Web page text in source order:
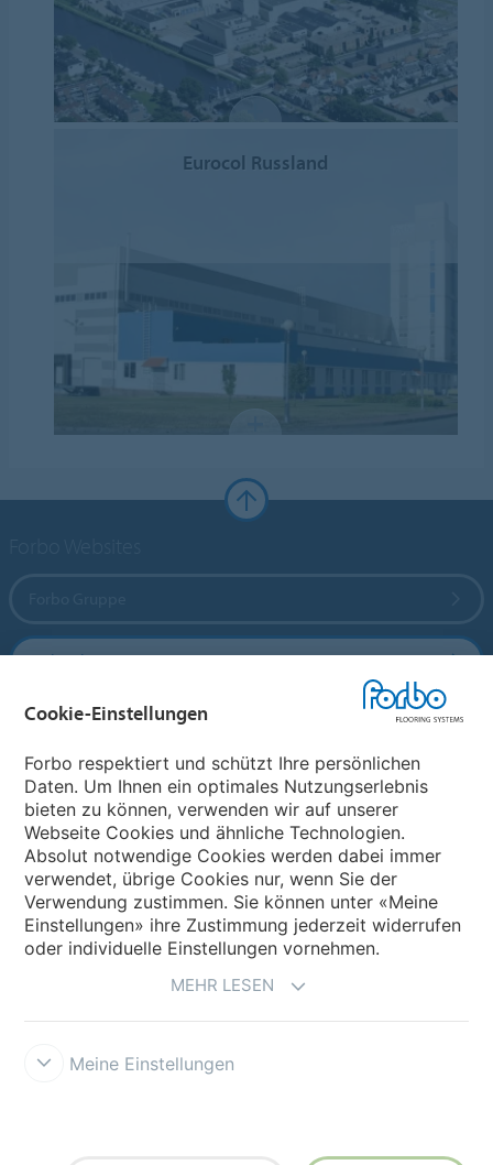
Eurocol Russland
Forbo Flooring Systems
Forbo Movement Systems
Land auswählen
Land auswählen
Cookie-Einstellungen
Forbo respektiert und schützt Ihre persönlichen
Daten. Um Ihnen ein optimales Nutzungserlebnis
bieten zu können, verwenden wir auf unserer
Webseite Cookies und ähnliche Technologien.
Absolut notwendige Cookies werden dabei immer
verwendet, übrige Cookies nur, wenn Sie der
Verwendung zustimmen. Sie können unter «Meine
Einstellungen» ihre Zustimmung jederzeit widerrufen
oder individuelle Einstellungen vornehmen.
MEHR LESEN
Meine Einstellungen